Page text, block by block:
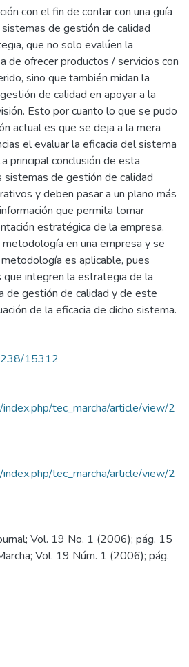
con el fin de contar con una guía
de gestión de calidad
que no solo evalúen la
de ofrecer productos / servicios con
sino que también midan la
de calidad en apoyar a la
Esto por cuanto lo que se pudo
actual es que se deja a la mera
el evaluar la eficacia del sistema
principal conclusión de esta
sistemas de gestión de calidad
y deben pasar a un plano más
que permita tomar
estratégica de la empresa.
en una empresa y se
es aplicable, pues
integren la estrategia de la
de gestión de calidad y de este
de la eficacia de dicho sistema.
15312
tec_marcha/article/view/2
tec_marcha/article/view/2
Vol. 19 No. 1 (2006); pág. 15
Vol. 19 Núm. 1 (2006); pág.